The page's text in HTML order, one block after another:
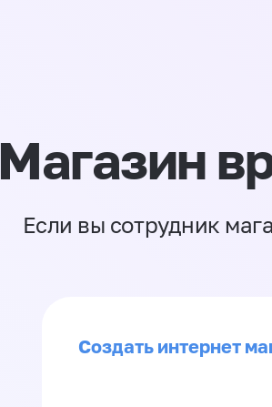
Магазин
Если вы сотрудник
Создать интернет